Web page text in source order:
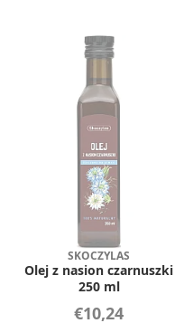
SKOCZYLAS
Olej z nasion czarnuszki
250 ml
€10,24